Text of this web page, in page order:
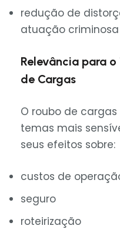
redução de
atuação criminosa
Relevância para
de Cargas
O roubo de
temas mais
seus efeitos sobre:
custos de
seguro
roteirização